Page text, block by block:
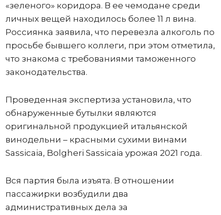
«зеленого» коридора. В ее чемодане среди
личных вещей находилось более 11 л вина.
Россиянка заявила, что перевезла алкоголь по
просьбе бывшего коллеги, при этом отметила,
что знакома с требованиями таможенного
законодательства.
Проведенная экспертиза установила, что
обнаруженные бутылки являются
оригинальной продукцией итальянской
винодельни – красными сухими винами
Sassicaia, Bolgheri Sassicaia урожая 2021 года.
Вся партия была изъята. В отношении
пассажирки возбудили два
административных дела за